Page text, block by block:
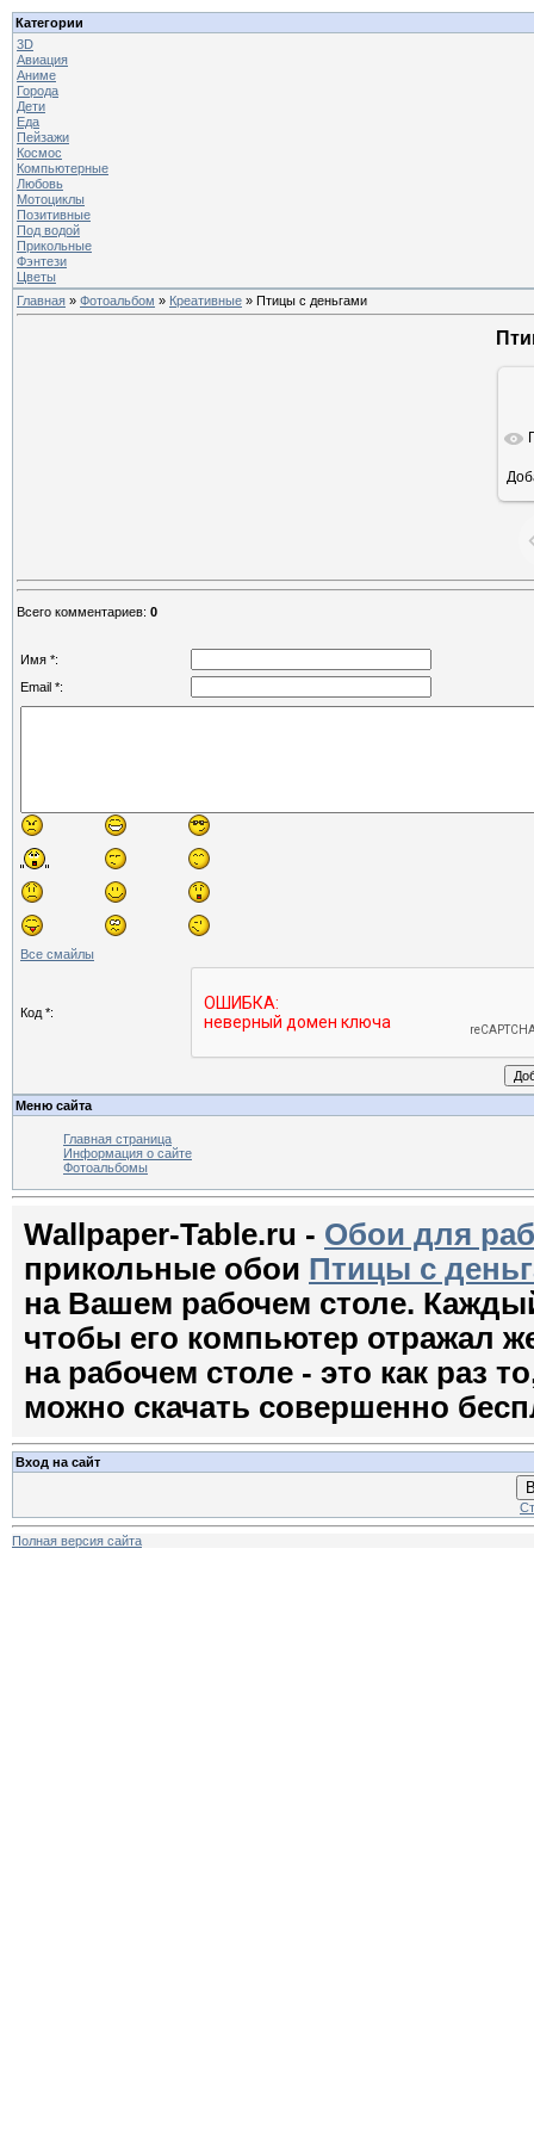
Категории
3D
Авиация
Аниме
Города
Дети
Еда
Пейзажи
Космос
Компьютерные
Любовь
Мотоциклы
Позитивные
Под водой
Прикольные
Фэнтези
Цветы
Главная » Фотоальбом » Креативные » Птицы с деньгами
Всего комментариев: 0
Имя *:
Email *:
Все смайлы
Код *:
Меню сайта
Главная страница
Информация о сайте
Фотоальбомы
Wallpaper-Table.ru - Обои для
прикольные обои Птицы с
на Вашем рабочем столе.
чтобы его компьютер отражал
на рабочем столе - это как раз
можно скачать совершенно
Вход на сайт
Полная версия сайта